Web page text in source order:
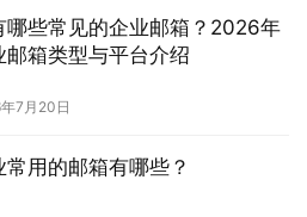
哪些常见的企业邮箱？2026年
邮箱类型与平台介绍
7月20日
常用的邮箱有哪些？